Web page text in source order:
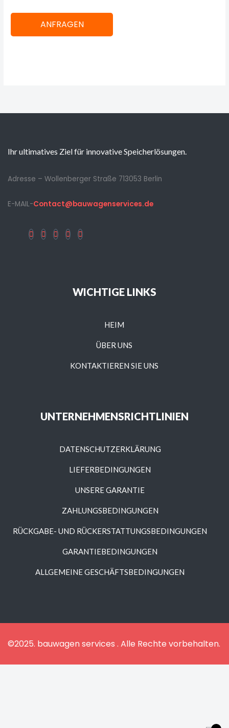
ANFRAGEN
Ihr ultimatives Ziel für innovative Speicherlösungen.
Adresse – Wollenberger Straße 713053 Berlin
E-MAIL-Contact@bauwagenservices.de
WICHTIGE LINKS
HEIM
ÜBER UNS
KONTAKTIEREN SIE UNS
UNTERNEHMENSRICHTLINIEN
DATENSCHUTZERKLÄRUNG
LIEFERBEDINGUNGEN
UNSERE GARANTIE
ZAHLUNGSBEDINGUNGEN
RÜCKGABE- UND RÜCKERSTATTUNGSBEDINGUNGEN
GARANTIEBEDINGUNGEN
ALLGEMEINE GESCHÄFTSBEDINGUNGEN
©2025. bauwagen services . Alle Rechte vorbehalten.